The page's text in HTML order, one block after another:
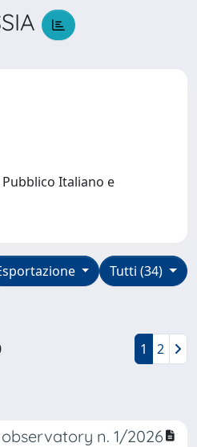
Italiano e
Tutti (34)
1 2
n. 1/2026